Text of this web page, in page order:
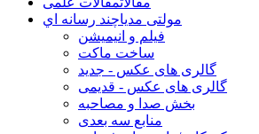
مولتی مدیاچند رسانه اي
فیلم و انیمیشن
ساخت ماکت
گالری های عکس - جدید
گالری های عکس - قدیمی
بخش صدا و مصاحبه
منابع سه بعدی